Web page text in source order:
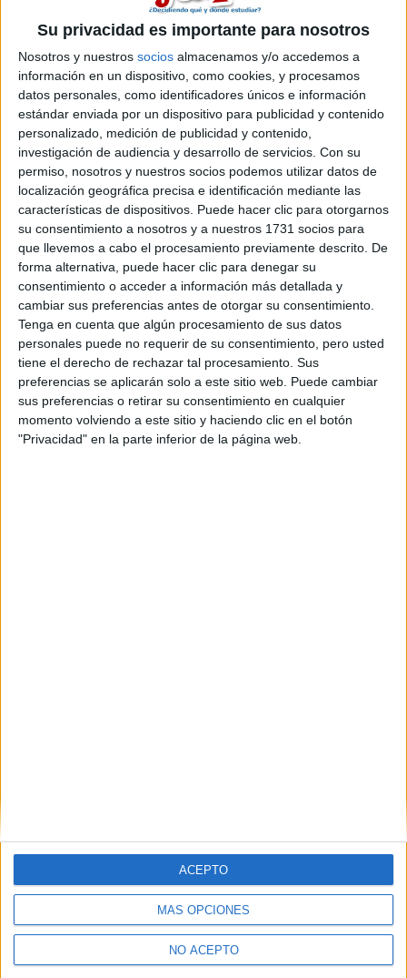
Su privacidad es importante para nosotros
Nosotros y nuestros socios almacenamos y/o accedemos a
información en un dispositivo, como cookies, y procesamos
datos personales, como identificadores únicos e información
estándar enviada por un dispositivo para publicidad y contenido
personalizado, medición de publicidad y contenido,
investigación de audiencia y desarrollo de servicios. Con su
permiso, nosotros y nuestros socios podemos utilizar datos de
localización geográfica precisa e identificación mediante las
características de dispositivos. Puede hacer clic para otorgarnos
su consentimiento a nosotros y a nuestros 1731 socios para
que llevemos a cabo el procesamiento previamente descrito. De
forma alternativa, puede hacer clic para denegar su
consentimiento o acceder a información más detallada y
cambiar sus preferencias antes de otorgar su consentimiento.
Tenga en cuenta que algún procesamiento de sus datos
personales puede no requerir de su consentimiento, pero usted
tiene el derecho de rechazar tal procesamiento. Sus
preferencias se aplicarán solo a este sitio web. Puede cambiar
sus preferencias o retirar su consentimiento en cualquier
momento volviendo a este sitio y haciendo clic en el botón
"Privacidad" en la parte inferior de la página web.
MÁS OPCIONES
NO ACEPTO
ACEPTO
Doble Grado en Publicidad Creativa + Protocolo y Organización
Máster Universitario en Comunicación Política y Empresarial
Máster Universitario en Dirección de Protocolo, Producción,
Máster Universitario en Dirección de Protocolo, Producción,
Máster Universitario en Relaciones Internacionales y Comunicación
Máster Universitario en Relaciones Internacionales y Comunicación
¡Síguenos en Facebook!